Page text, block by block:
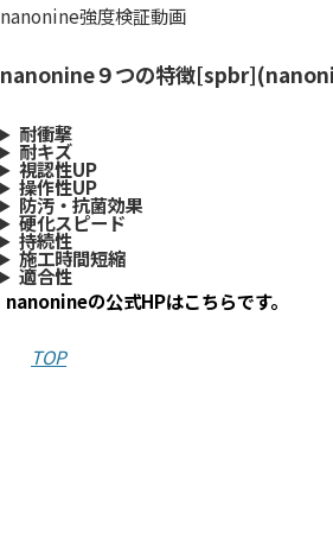
nanonine強度検証動画
nanonine９つの特徴
耐衝撃
耐キズ
視認性UP
操作性UP
防汚・抗菌効果
硬化スピード
持続性
施工時間短縮
適合性
nanonineの公式HPはこちらです。
TOP